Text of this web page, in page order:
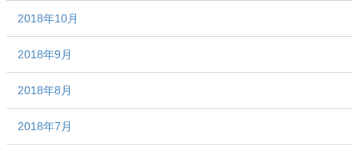
2018年10月
2018年9月
2018年8月
2018年7月